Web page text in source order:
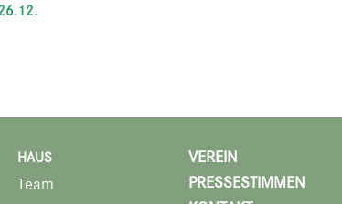
HAUS
Team
VEREIN
PRESSESTIMMEN